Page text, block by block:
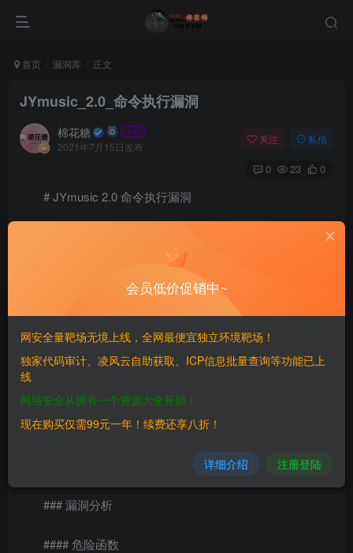
首页 漏洞库 正文
JYmusic_2.0_命令执行漏洞
棉花糖
2021年7月15日发布
关注 私信
0 23 0
# JYmusic 2.0 命令执行漏洞
CNVD-2019-06251
————
### 漏洞分析
#### 危险函数
会员低价促销中~
网安全量靶场无境上线，全网最便宜独立环境靶场！
独家代码审计、凌风云自助获取、ICP信息批量查询等功能已上
线
网络安全从拥有一个资源大全开始！
现在购买仅需99元一年！续费还享八折！
详细介绍 注册登陆